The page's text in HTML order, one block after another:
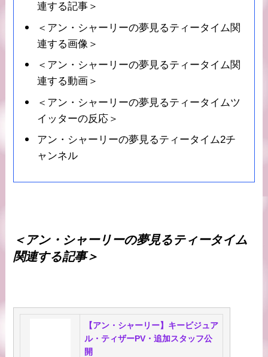
連する記事＞
＜アン・シャーリーの夢見るティータイム関
連する画像＞
＜アン・シャーリーの夢見るティータイム関
連する動画＞
＜アン・シャーリーの夢見るティータイムツ
イッターの反応＞
アン・シャーリーの夢見るティータイム2チ
ャンネル
＜アン・シャーリーの夢見るティータイム
関連する記事＞
【アン・シャーリー】キービジュア
ル・ティザーPV・追加スタッフ公
開